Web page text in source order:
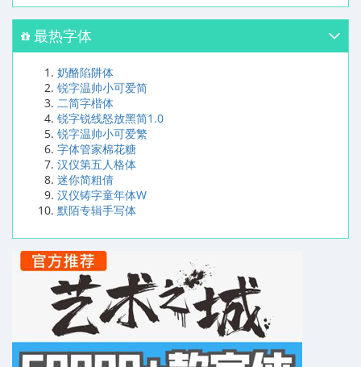
最热字体
奶酪陷阱体
锐字温帅小可爱简
二简字楷体
锐字锐线怒放黑简1.0
锐字温帅小可爱繁
字体管家棉花糖
汉仪第五人格体
迷你简粗倩
汉仪铸字童年体W
默陌专辑手写体